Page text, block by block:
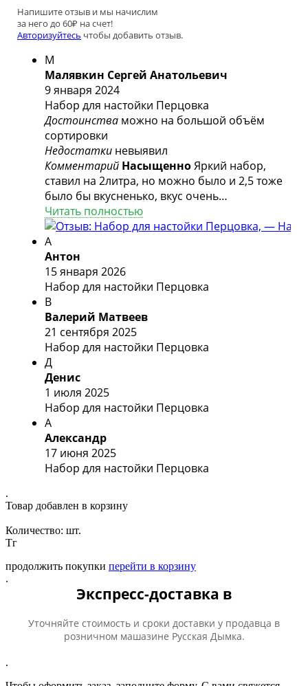
Напишите отзыв и мы начислим
за него до 60₽ на счет!
Авторизуйтесь чтобы добавить отзыв.
М
Малявкин Сергей Анатольевич
9 января 2024
Набор для настойки Перцовка
Достоинства можно на большой объём
сортировки
Недостатки невыявил
Комментарий НасыщенноЯркий набор,
ставил на 2литра, но можно было и 2,5 тоже
было бы вкусненько, вкус очень
насыщенный, с мороза, под сальце и борщик
самое то. Рекомендую, приобретал в Р.Д.
г.Абакан.
Читать полностью
А
Антон
15 января 2026
Набор для настойки Перцовка
В
Валерий Матвеев
21 сентября 2025
Набор для настойки Перцовка
Д
Денис
1 июля 2025
Набор для настойки Перцовка
А
Александр
17 июня 2025
Набор для настойки Перцовка
.
Товар добавлен в корзину
Количество: шт.
Тг
продолжить покупки перейти в корзину
.
Экспресс-доставка в
Уточняйте стоимость и сроки доставки у продавца в
розничном машазине Русская Дымка.
.